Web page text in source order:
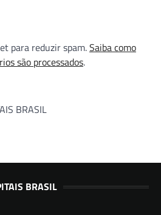
para reduzir spam.Saiba como
são processados.
BRASIL
BRASIL